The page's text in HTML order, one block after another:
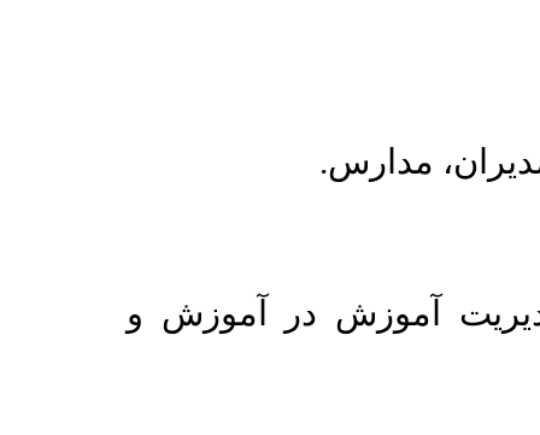
،مدارس.
آموزش در آموزش و